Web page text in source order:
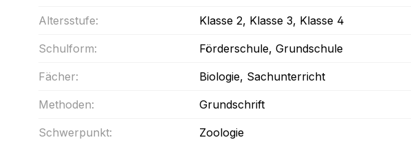
Altersstufe: Klasse 2, Klasse 3, Klasse 4
Schulform: Förderschule, Grundschule
Fächer: Biologie, Sachunterricht
Methoden: Grundschrift
Schwerpunkt: Zoologie